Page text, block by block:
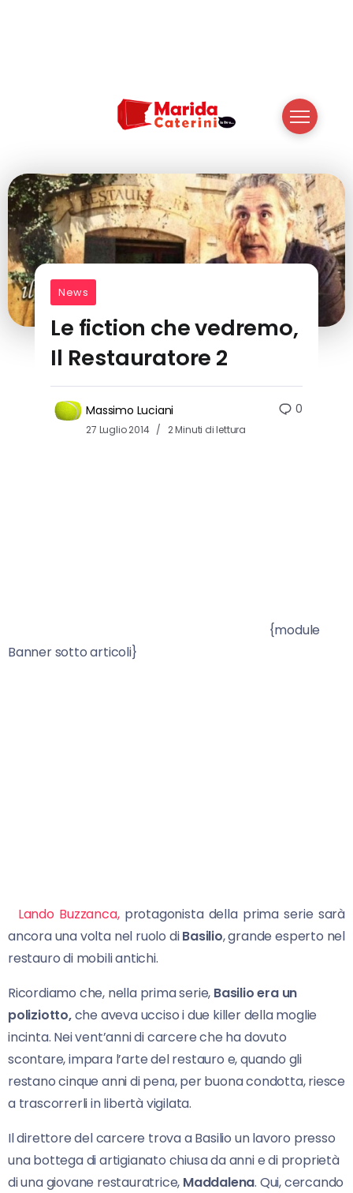
News
Le fiction che vedremo,
Il Restauratore 2
Massimo Luciani
27 Luglio 2014 2 Minuti di lettura
0
{module
Banner sotto articoli}
Lando Buzzanca,protagonista della prima serie sarà
ancora una volta nel ruolo diBasilio, grande esperto nel
restauro di mobili antichi.
Ricordiamo che, nella prima serie, Basilio era un
poliziotto,che aveva ucciso i due killer della moglie
incinta. Nei vent’anni di carcere che ha dovuto
scontare, impara l’arte del restauro e, quando gli
restano cinque anni di pena, per buona condotta, riesce
a trascorrerli in libertà vigilata.
Il direttore del carcere trova a Basilio un lavoro presso
una bottega di artigianato chiusa da anni e di proprietà
di una giovane restauratrice, Maddalena. Qui, cercando